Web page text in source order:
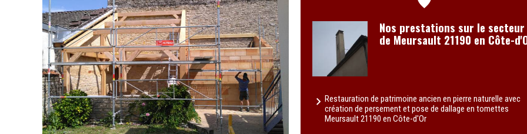
Nos prestations sur le secteur
de Meursault 21190 en Côte-
Restauration de patrimoine ancien en pierre naturelle avec
création de persement et pose de dallage en tomettes
Meursault 21190 en Côte-d'Or